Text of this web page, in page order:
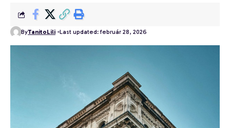
ByTanitoLili Last updated: február 28, 2026